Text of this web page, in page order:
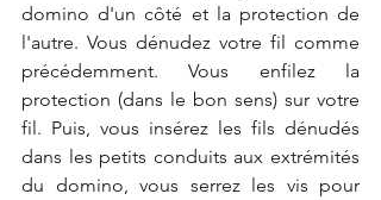
domino d'un côté et la protection de
l'autre. Vous dénudez votre fil comme
précédemment. Vous enfilez la
protection (dans le bon sens) sur votre
fil. Puis, vous insérez les fils dénudés
dans les petits conduits aux extrémités
du domino, vous serrez les vis pour